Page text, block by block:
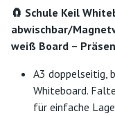
🧲 Schule Keil
abwischbar/
weiß Board –
A3 doppelseitig,
Whiteboard.
für einfache